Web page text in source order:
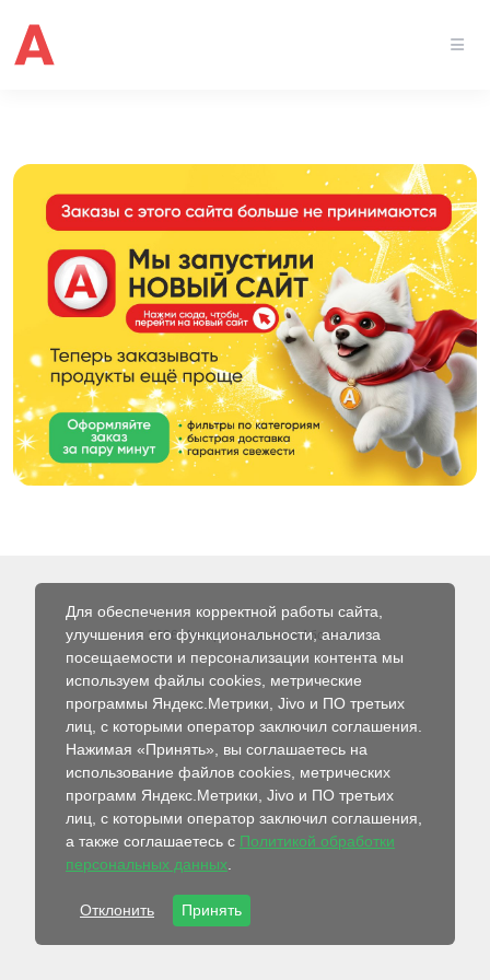
© 2026 Интернет-магазин Абсолют
Для обеспечения корректной работы сайта,
улучшения его функциональности, анализа
посещаемости и персонализации контента мы
используем файлы cookies, метрические
программы Яндекс.Метрики, Jivo и ПО третьих
лиц, с которыми оператор заключил соглашения.
Нажимая «Принять», вы соглашаетесь на
использование файлов cookies, метрических
программ Яндекс.Метрики, Jivo и ПО третьих
лиц, с которыми оператор заключил соглашения,
а также соглашаетесь с Политикой обработки
персональных данных
Отклонить Принять